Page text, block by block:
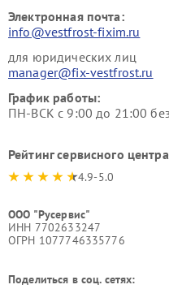
Электронная почта:
info@vestfrost-fixim.ru
для юридических лиц
manager@fix-vestfrost.ru
График работы:
ПН-ВСК с 9:00 до 21:00
Рейтинг сервисного центра
4.9-5.0
ООО "Русервис"
ИНН 7702633247
ОГРН 1077746335776
Поделиться в соц. сетях: